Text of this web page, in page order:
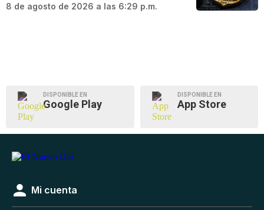
8 de agosto de 2026 a las 6:29 p.m.
DISPONIBLE EN
Google Play
DISPONIBLE EN
App Store
Mi cuenta